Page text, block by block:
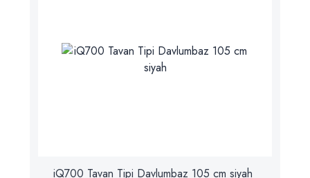
iQ700 Tavan Tipi Davlumbaz 105 cm siyah